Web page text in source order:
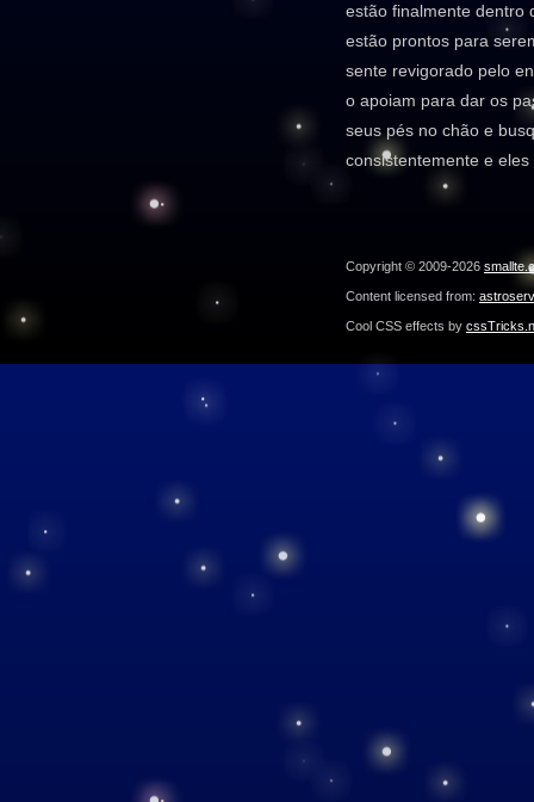
estão finalmente dentro
estão prontos para
sente revigorado pelo
o apoiam para dar os
seus pés no chão e
consistentemente e
Copyright © 2009-2026
Content licensed from:
Cool CSS effects by